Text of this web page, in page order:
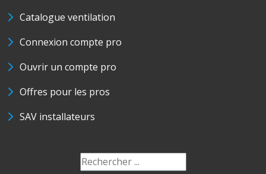
Catalogue ventilation
Connexion compte pro
Ouvrir un compte pro
Offres pour les pros
SAV installateurs